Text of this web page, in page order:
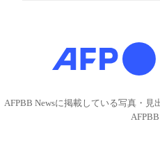
AFPBB Newsに掲載している写真・